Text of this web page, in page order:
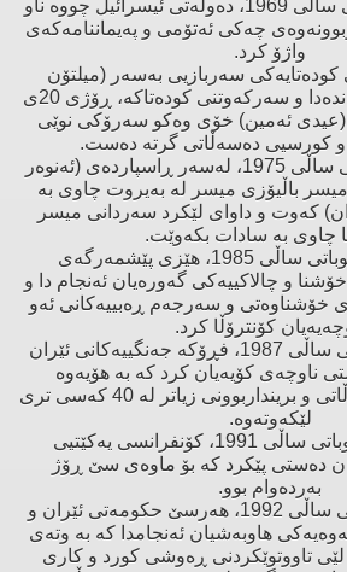
- ڕۆژی 20ی شوباتی ساڵی 1969، دەوڵەتی ئیسرائیل چووە ناو
چەكی ئەتۆمی ‌و پەیماننامەكەی
واژۆ كرد.
سەربازیی بەسەر (میلتۆن
ئۆبۆتی) سەرۆكی ئۆگەندەدا ‌و سەركەوتنی كودەتاكە، ڕۆژی 20ی
شوباتی ساڵی 1971 (عیدی ئەمین) خۆی وەكو سەرۆكی نوێی
‌و كورسیی دەسەڵاتی گرتە دەست.
- ڕۆژی 20ی شوباتی ساڵی 1975، لەسەر ڕاسپاردەی (ئەنوەر
باڵیۆزی میسر لە بەیروت چاوی بە
كەوت ‌و داوای لێكرد سەردانی میسر
چاوی بە سادات بكەوێت.
- ڕۆژی 20ی شوباتی ساڵی 1985، هێزی پێشمەرگەی
و چالاكییەكی گەورەیان ئەنجام دا ‌و
خۆشناوەتی ‌و سەرجەم ڕەبییەكانی ئەو
كۆنترۆڵا كرد.
- ڕۆژی 20ی شوباتی ساڵی 1987، فڕۆكە جەنگییەكانی ئێران
ناوچەی كۆیەیان كرد كە بە هۆیەوە
گیانلەدەستدانی 4 هاووڵاتی ‌و برینداربوونی زیاتر لە 40 كەسی تری
لێكەوتەوە.
- ڕۆژی 20ی شوباتی ساڵی 1991، كۆنفرانسی یەكێتیی
دەستی پێكرد كە بۆ ماوەی سێ‌ ڕۆژ
بەردەوام بوو.
- ڕۆژی 20ی شوباتی ساڵی 1992، هەرسێ‌ حكومەتی ئێران ‌و
هاوبەشیان ئەنجامدا كە بە وتەی
تاووتوێكردنی ڕەوشی كورد ‌و كاری